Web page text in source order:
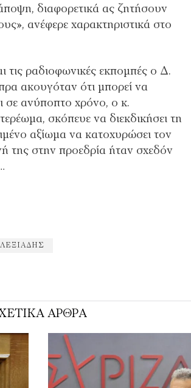
διαφορετικά ας ζητήσουν
ανέφερε χαρακτηριστικά στο
τις ραδιοφωνικές εκπομπές ο Δ.
ακουγόταν ότι μπορεί να
σε ανύποπτο χρόνο, ο κ.
σκόπευε να διεκδικήσει τη
αξίωμα να κατοχυρώσει τον
της στην προεδρία ήταν σχεδόν
ΑΡΘΡΑ